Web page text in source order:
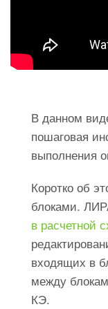
В данном
пошаговая
выполнения
Коротко об
блоками.
в расчетной
входящих в
между
КЭ.